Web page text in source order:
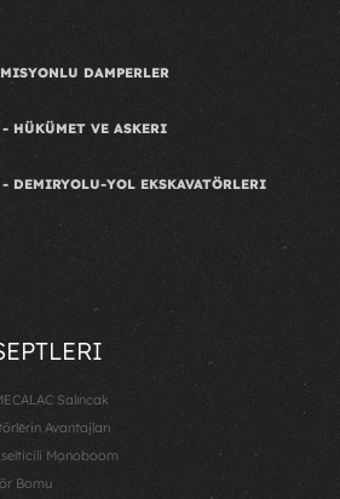
DAMPERLER
HÜKÜMET VE ASKERI
DEMIRYOLU-YOL EKSKAVATÖRLERI
Salıncak
Avantajları
Monoboom
Bomu